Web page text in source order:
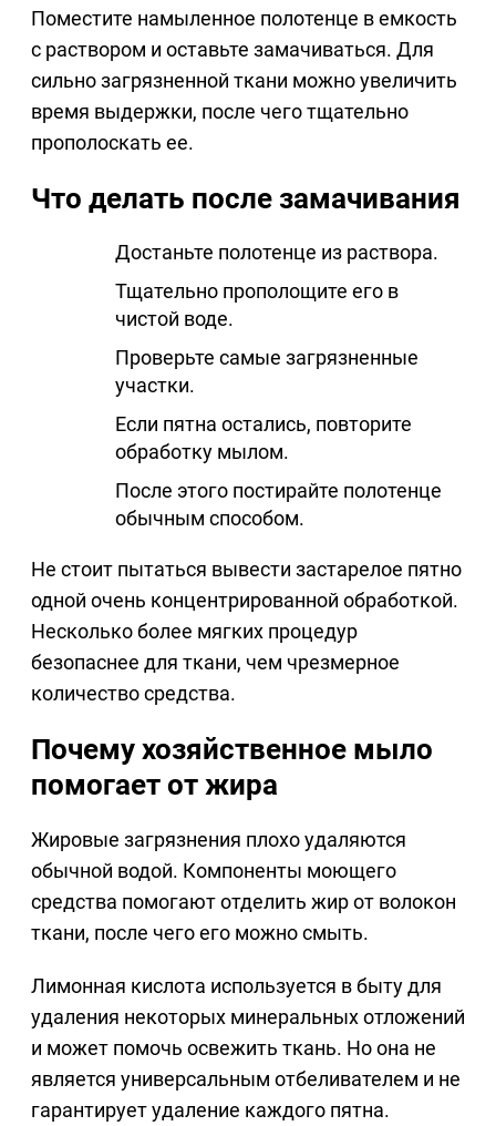
Поместите намыленное полотенце в емкость
с раствором и оставьте замачиваться. Для
сильно загрязненной ткани можно увеличить
время выдержки, после чего тщательно
прополоскать ее.
Что делать после замачивания
Достаньте полотенце из раствора.
Тщательно прополощите его в
чистой воде.
Проверьте самые загрязненные
участки.
Если пятна остались, повторите
обработку мылом.
После этого постирайте полотенце
обычным способом.
Не стоит пытаться вывести застарелое пятно
одной очень концентрированной обработкой.
Несколько более мягких процедур
безопаснее для ткани, чем чрезмерное
количество средства.
Почему хозяйственное мыло
помогает от жира
Жировые загрязнения плохо удаляются
обычной водой. Компоненты моющего
средства помогают отделить жир от волокон
ткани, после чего его можно смыть.
Лимонная кислота используется в быту для
удаления некоторых минеральных отложений
и может помочь освежить ткань. Но она не
является универсальным отбеливателем и не
гарантирует удаление каждого пятна.